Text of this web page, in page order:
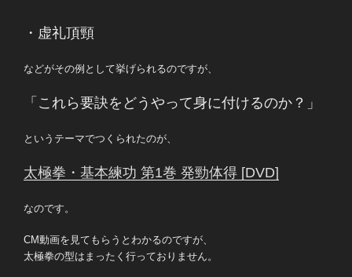
・虚礼頂頸
などがその例として挙げられるのですが、
「これら要訣をどうやって身に付けるのか？」
というテーマでつくられたのが、
太極拳・基本練功 第1巻 発勁体得 [DVD]
なのです。
CM動画を見てもらうとわかるのですが、
太極拳の型はまったく行っておりません。